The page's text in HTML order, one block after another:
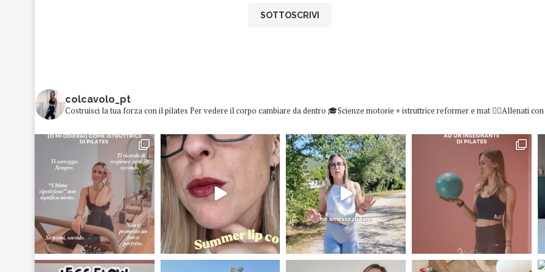
colcavolo_pt
Costruisci la tua forza con il pilates Per vedere il corpo cambiare da dentro 🎓Scienze motorie + istruttrice reformer e mat 👇🏻Allenati